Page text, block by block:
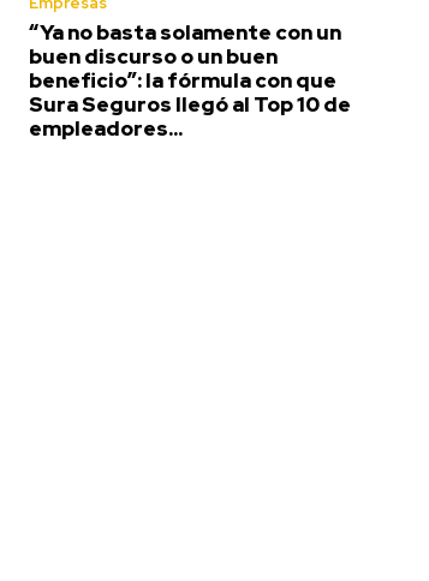
“Ya no basta solamente con un
buen discurso o un buen
beneficio”: la fórmula con que
Sura Seguros llegó al Top 10 de
empleadores...